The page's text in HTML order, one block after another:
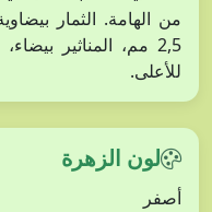
من الهامة. الثمار
للأعلى.
لون الزهرة
أصفر